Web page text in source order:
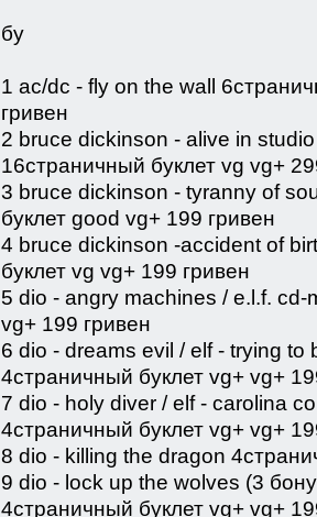
бу
1 ac/dc - fly on the wall
гривен
2 bruce dickinson - alive in
16страничный буклет vg vg+
3 bruce dickinson - tyranny of
буклет good vg+ 199 гривен
4 bruce dickinson -accident of
буклет vg vg+ 199 гривен
5 dio - angry machines / e.l.f.
vg+ 199 гривен
6 dio - dreams evil / elf - trying
4страничный буклет vg+ vg+
7 dio - holy diver / elf - carolina
4страничный буклет vg+ vg+
8 dio - killing the dragon
9 dio - lock up the wolves (3
4страничный буклет vg+ vg+